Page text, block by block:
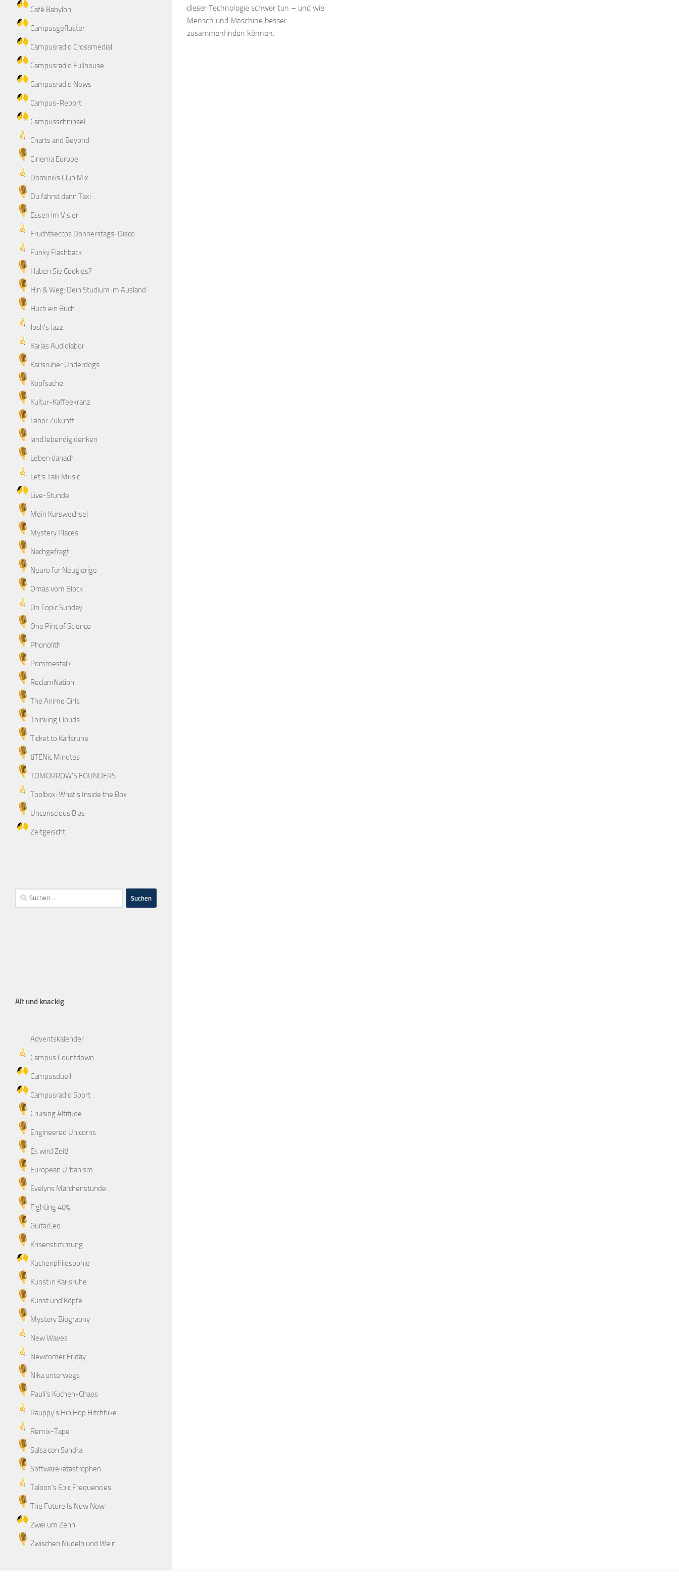
dieser Technologie schwer tun – und wie
Mensch und Maschine besser
zusammenfinden können.
Café Babylon
Campusgeflüster
Campusradio Crossmedial
Campusradio Fullhouse
Campusradio News
Campus-Report
Campusschnipsel
Charts and Beyond
Cinema Europe
Dominiks Club Mix
Du fährst dann Taxi
Essen im Visier
Fruchtseccos Donnerstags-Disco
Funky Flashback
Haben Sie Cookies?
Hin & Weg: Dein Studium im Ausland
Huch ein Buch
Josh's Jazz
Karlas Audiolabor
Karlsruher Underdogs
Kopfsache
Kultur-Kaffeekranz
Labor Zukunft
land.lebendig denken
Leben danach
Let's Talk Music
Live-Stunde
Mein Kurswechsel
Mystery Places
Nachgefragt
Neuro für Neugierige
Omas vom Block
On Topic Sunday
One Pint of Science
Phonolith
Pommestalk
ReclamNation
The Anime Girls
Thinking Clouds
Ticket to Karlsruhe
tiTENic Minutes
TOMORROW'S FOUNDERS
Toolbox: What's Inside the Box
Unconscious Bias
Zeitgeischt
Alt und knackig
Adventskalender
Campus Countdown
Campusduell
Campusradio Sport
Cruising Altitude
Engineered Unicorns
Es wird Zeit!
European Urbanism
Evelyns Märchenstunde
Fighting 40%
GuitarLeo
Krisenstimmung
Küchenphilosophie
Kunst in Karlsruhe
Kunst und Köpfe
Mystery Biography
New Waves
Newcomer Friday
Nika unterwegs
Pauli's Küchen-Chaos
Rauppy’s Hip Hop Hitchhike
Remix-Tape
Salsa con Sandra
Softwarekatastrophen
Taloon’s Epic Frequencies
The Future Is Now Now
Zwei um Zehn
Zwischen Nudeln und Wein